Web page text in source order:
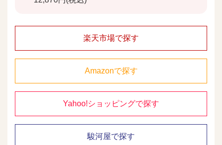
楽天市場で探す
Amazonで探す
Yahoo!ショッピングで探す
駿河屋で探す